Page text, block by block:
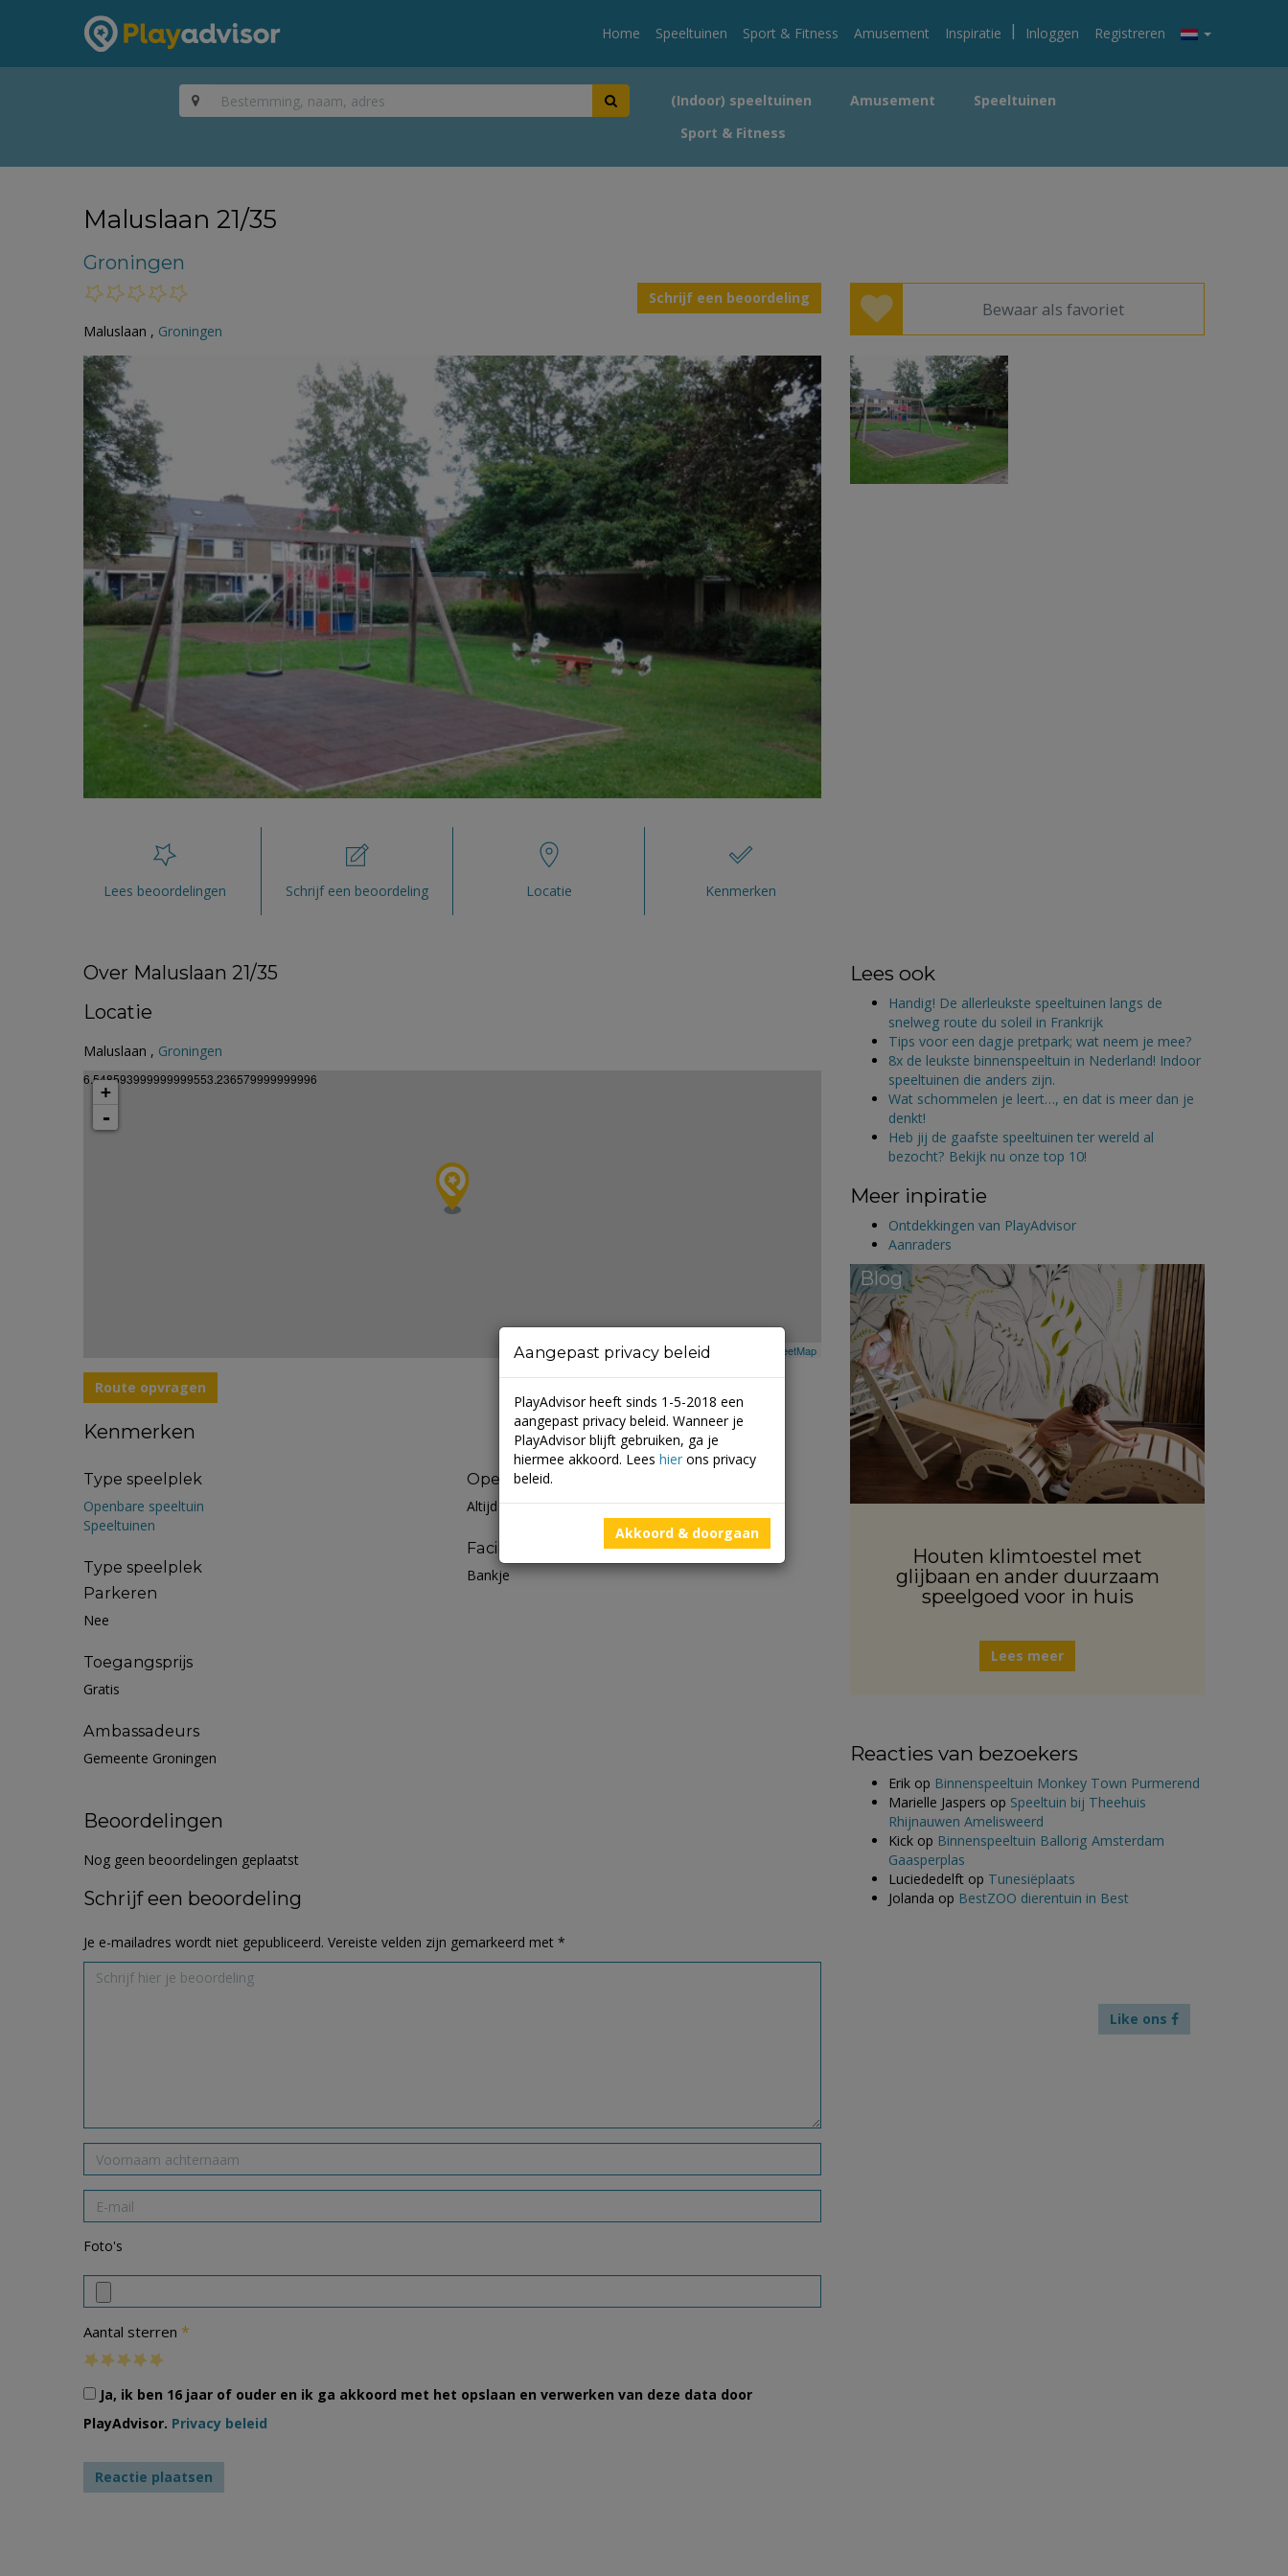
Home Speeltuinen Sport & Fitness Amusement Inspiratie | Inloggen Registreren
(Indoor) speeltuinen Amusement
Speeltuinen
Sport & Fitness
Maluslaan 21/35
Groningen
Schrijf een beoordeling
Maluslaan , Groningen
Bewaar als favoriet
Lees beoordelingen Schrijf een beoordeling Locatie Kenmerken
Over Maluslaan 21/35
Locatie
Maluslaan , Groningen
6.548593999999999553.236579999999996
+
-
Leaflet| ©Mapbox OpenStreetMap
Route opvragen
Kenmerken
Type speelplek
Openbare speeltuin
Speeltuinen
Type speelplek
Parkeren
Nee
Toegangsprijs
Gratis
Ambassadeurs
Gemeente Groningen
Openingstijden
Altijd open
Faciliteiten
Bankje
Beoordelingen
Nog geen beoordelingen geplaatst
Schrijf een beoordeling
Je e-mailadres wordt niet gepubliceerd. Vereiste velden zijn gemarkeerd met *
Foto's
Aantal sterren *
Ja, ik ben 16 jaar of ouder en ik ga akkoord met het opslaan en verwerken van deze data door
PlayAdvisor. Privacy beleid
Lees ook
Handig! De allerleukste speeltuinen langs de
snelweg route du soleil in Frankrijk
Tips voor een dagje pretpark; wat neem je mee?
8x de leukste binnenspeeltuin in Nederland! Indoor
speeltuinen die anders zijn.
Wat schommelen je leert…, en dat is meer dan je
denkt!
Heb jij de gaafste speeltuinen ter wereld al
bezocht? Bekijk nu onze top 10!
Meer inpiratie
Ontdekkingen van PlayAdvisor
Aanraders
Blog
Houten klimtoestel met
glijbaan en ander duurzaam
speelgoed voor in huis
Lees meer
Reacties van bezoekers
Erik op Binnenspeeltuin Monkey Town Purmerend
Marielle Jaspers op Speeltuin bij Theehuis
Rhijnauwen Amelisweerd
Kick op Binnenspeeltuin Ballorig Amsterdam
Gaasperplas
Luciededelft op Tunesiëplaats
Jolanda op BestZOO dierentuin in Best
Like ons
Aangepast privacy beleid
PlayAdvisor heeft sinds 1-5-2018 een
aangepast privacy beleid. Wanneer je
PlayAdvisor blijft gebruiken, ga je
hiermee akkoord. Lees hier ons privacy
beleid.
Akkoord & doorgaan